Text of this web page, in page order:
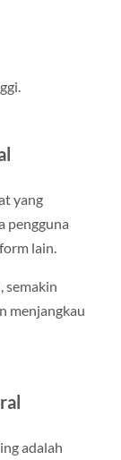
yang
pengguna
lain.
semakin
menjangkau
adalah